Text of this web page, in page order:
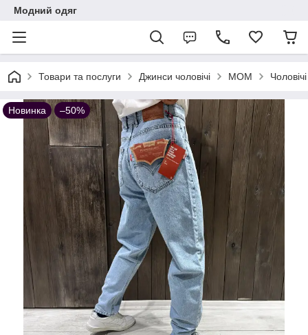
Модний одяг
Товари та послуги Джинси чоловічі МОМ
Новинка –50%